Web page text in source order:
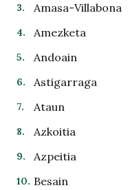
Amasa-Villabona
Amezketa
Andoain
Astigarraga
Ataun
Azkoitia
Azpeitia
Besain